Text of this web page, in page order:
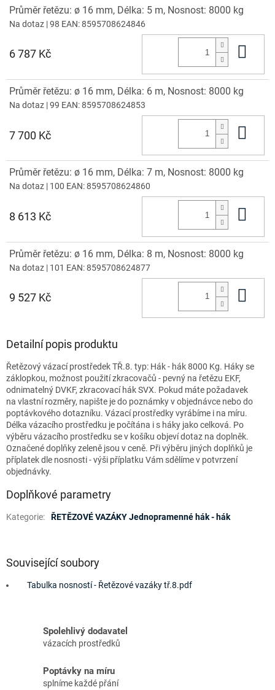
Průměr řetězu: ø 16 mm, Délka: 5 m, Nosnost: 8000 kg
Na dotaz | 98 EAN:8595708624846
6 787 Kč
Průměr řetězu: ø 16 mm, Délka: 6 m, Nosnost: 8000 kg
Na dotaz | 99 EAN:8595708624853
7 700 Kč
Průměr řetězu: ø 16 mm, Délka: 7 m, Nosnost: 8000 kg
Na dotaz | 100 EAN:8595708624860
8 613 Kč
Průměr řetězu: ø 16 mm, Délka: 8 m, Nosnost: 8000 kg
Na dotaz | 101 EAN:8595708624877
9 527 Kč
Detailní popis produktu
Řetězový vázací prostředek TŘ.8. typ: Hák - hák 8000 Kg. Háky se
záklopkou, možnost použití zkracovačů - pevný na řetězu EKF,
odnimatelný DVKF, zkracovací hák SVX. Pokud máte požadavek
na vlastní rozměry, napište je do poznámky v objednávce nebo do
poptávkového dotazníku. Vázací prostředky vyrábíme i na míru.
Délka vázacího prostředku je počítána i s háky jako celková. Po
výběru vázacího prostředku se v košíku objeví dotaz na doplněk.
Označené doplňky zeleně jsou v ceně. Při výběru jiných doplňků je
příplatek dle nosnosti - výši příplatku Vám sdělíme v potvrzení
objednávky.
Doplňkové parametry
Kategorie: ŘETĚZOVÉ VAZÁKY Jednopramenné hák - hák
Související soubory
Tabulka nosností - Řetězové vazáky tř.8.pdf
Spolehlivý dodavatel
vázacích prostředků
Poptávky na míru
splníme každé přání